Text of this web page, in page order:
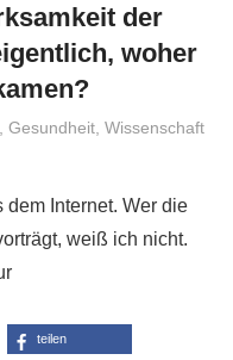
der
woher
,Gesundheit,Wissenschaft
Internet. Wer die
weiß ich nicht.
teilen